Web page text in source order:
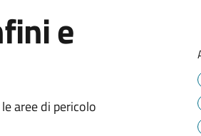
e
aree di pericolo